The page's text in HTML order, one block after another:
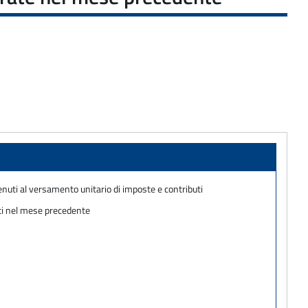
al versamento unitario di imposte e contributi
nel mese precedente